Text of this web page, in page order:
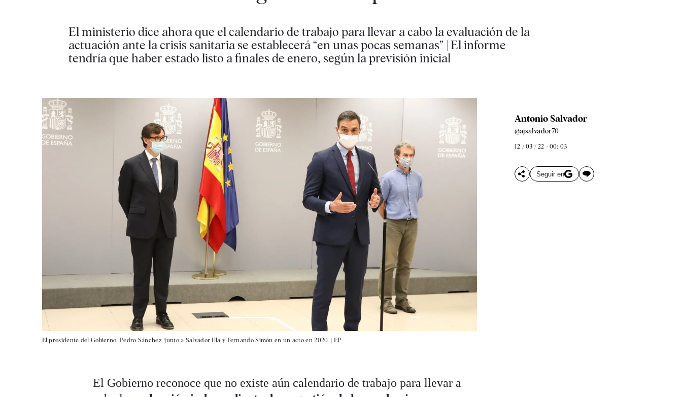
El ministerio dice ahora que el calendario de trabajo para llevar a cabo la evaluación de la
actuación ante la crisis sanitaria se establecerá “en unas pocas semanas” | El informe
tendría que haber estado listo a finales de enero, según la previsión inicial
El presidente del Gobierno, Pedro Sánchez, junto a Salvador Illa y Fernando Simón en un acto en 2020. | EP
Antonio Salvador
@ajsalvador70
12 / 03 / 22 - 00: 03
Seguir en
El Gobierno reconoce que no existe aún calendario de trabajo para llevar a